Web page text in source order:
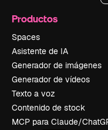
Productos
Spaces
Asistente de IA
Generador de imágenes
Generador de vídeos
Texto a voz
Contenido de stock
MCP para Claude/